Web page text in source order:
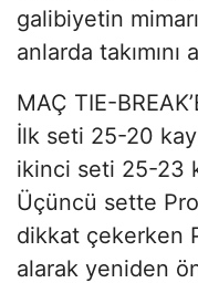
galibiyetin
anlarda
MAÇ TIE-
İlk seti 25-20
ikinci seti 25-23
Üçüncü sette
dikkat çekerken
alarak yeniden